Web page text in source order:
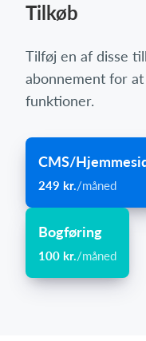
Tilkøb
Tilføj en af disse
abonnement for
funktioner.
CMS/
249 kr./måned
Bogføring
100 kr./måned